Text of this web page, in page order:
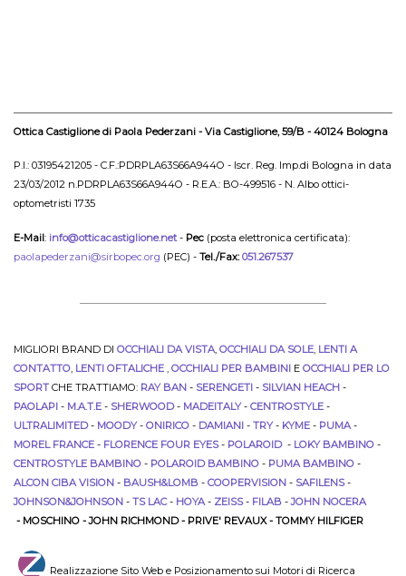
Ottica Castiglione di Paola Pederzani - Via Castiglione, 59/B - 40124 Bologna
P.I.: 03195421205 - C.F.:PDRPLA63S66A944O - Iscr. Reg. Imp.di Bologna in data
23/03/2012 n.PDRPLA63S66A944O - R.E.A.: BO-499516 - N. Albo ottici-
optometristi 1735
E-Mail: info@otticacastiglione.net- Pec(posta elettronica certificata):
paolapederzani@sirbopec.org (PEC) - Tel./Fax: 051.267537
MIGLIORI BRAND DI OCCHIALI DA VISTA, OCCHIALI DA SOLE, LENTI A
CONTATTO,LENTI OFTALICHE , OCCHIALI PER BAMBINIE OCCHIALI PER LO
SPORTCHE TRATTIAMO: RAY BAN- SERENGETI- SILVIAN HEACH-
PAOLAPI- M.A.T.E- SHERWOOD- MADEITALY- CENTROSTYLE-
ULTRALIMITED- MOODY- ONIRICO- DAMIANI- TRY- KYME- PUMA-
MOREL FRANCE- FLORENCE FOUR EYES-POLAROID- LOKY BAMBINO-
CENTROSTYLE BAMBINO- POLAROID BAMBINO-PUMA BAMBINO -
ALCON CIBA VISION- BAUSH&LOMB- COOPERVISION- SAFILENS-
JOHNSON&JOHNSON-TS LAC-HOYA- ZEISS- FILAB-JOHN NOCERA
- MOSCHINO - JOHN RICHMOND - PRIVE' REVAUX - TOMMY HILFIGER
Realizzazione Sito Web e Posizionamento sui Motori di Ricerca